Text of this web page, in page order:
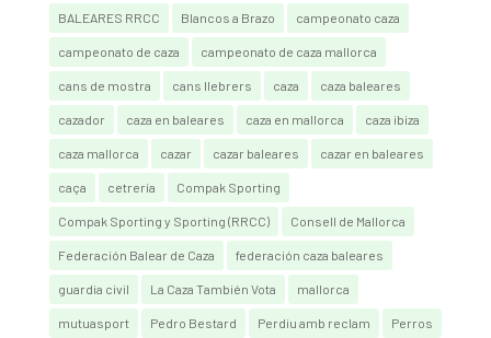
BALEARES RRCC Blancos a Brazo campeonato caza
campeonato de caza campeonato de caza mallorca
cans de mostra cans llebrers caza caza baleares
cazador caza en baleares caza en mallorca caza ibiza
caza mallorca cazar cazar baleares cazar en baleares
caça cetrería Compak Sporting
Compak Sporting y Sporting (RRCC) Consell de Mallorca
Federación Balear de Caza federación caza baleares
guardia civil La Caza También Vota mallorca
mutuasport Pedro Bestard Perdiu amb reclam Perros